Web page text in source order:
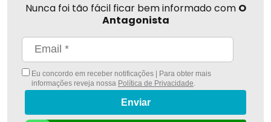
Nunca foi tão fácil ficar bem informado com O
Antagonista
Eu concordo em receber notificações | Para obter mais
informações reveja nossa Política de Privacidade
Enviar